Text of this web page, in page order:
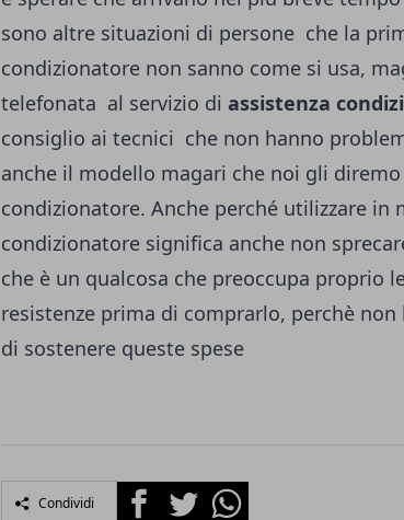
sono altre situazioni di persone che la
condizionatore non sanno come si usa,
telefonata al servizio di assistenza
consiglio ai tecnici che non hanno
anche il modello magari che noi gli
condizionatore. Anche perché utilizzare
condizionatore significa anche non
che è un qualcosa che preoccupa proprio
resistenze prima di comprarlo, perchè
di sostenere queste spese
Condividi FacebookTwitterWhatsapp